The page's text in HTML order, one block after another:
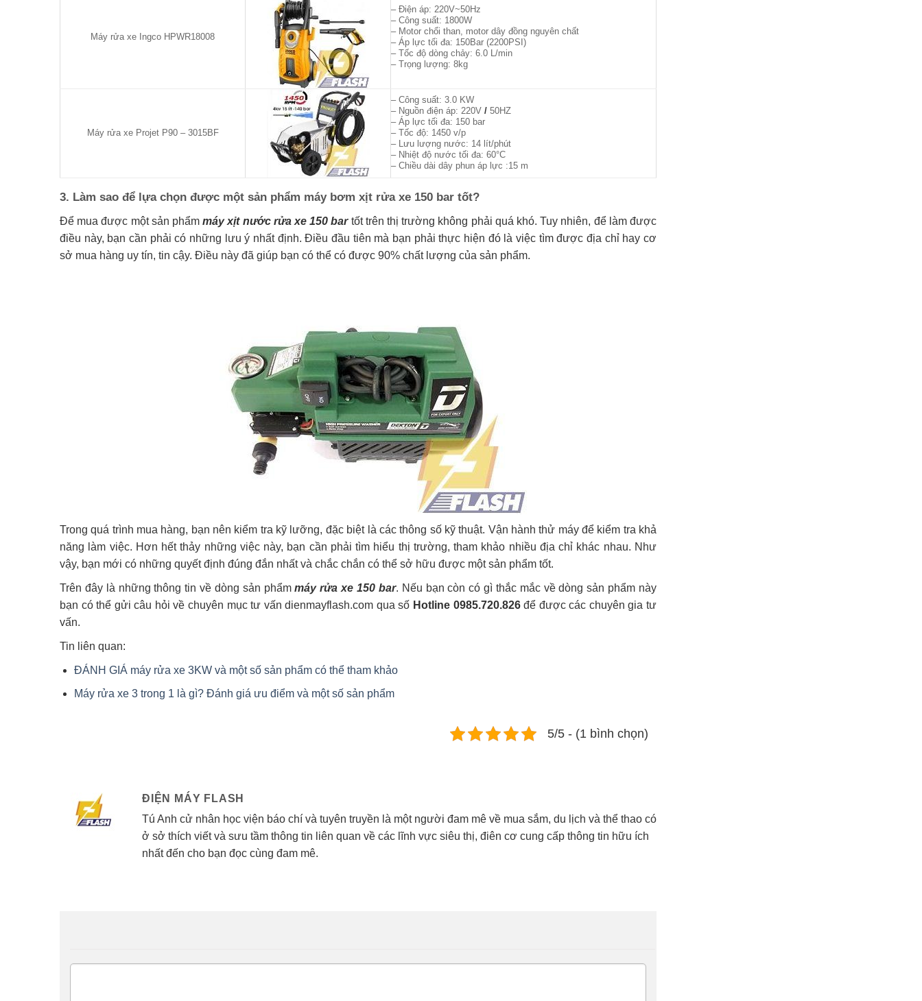
Máy rửa xe Ingco HPWR18008
– Điện áp: 220V~50Hz
– Công suất: 1800W
– Motor chổi than, motor dây đồng nguyên chất
– Áp lực tối đa: 150Bar (2200PSI)
– Tốc độ dòng chảy: 6.0 L/min
– Trọng lượng: 8kg
Máy rửa xe Projet P90 – 3015BF
– Công suất: 3.0 KW
– Nguồn điện áp: 220V / 50HZ
– Áp lực tối đa: 150 bar
– Tốc độ: 1450 v/p
– Lưu lượng nước: 14 lít/phút
– Nhiệt độ nước tối đa: 60°C
– Chiều dài dây phun áp lực :15 m
3. Làm sao để lựa chọn được một sản phẩm máy bơm xịt rửa xe 150 bar tốt?
Để mua được một sản phẩmmáy xịt nước rửa xe 150 bartốt trên thị trường không phải quá khó. Tuy nhiên, để làm được
điều này, bạn cần phải có những lưu ý nhất định. Điều đầu tiên mà bạn phải thực hiện đó là việc tìm được địa chỉ hay cơ
sở mua hàng uy tín, tin cậy. Điều này đã giúp bạn có thể có được 90% chất lượng của sản phẩm.
Trong quá trình mua hàng, bạn nên kiểm tra kỹ lưỡng, đặc biệt là các thông số kỹ thuật. Vận hành thử máy để kiểm tra khả
năng làm việc. Hơn hết thảy những việc này, bạn cần phải tìm hiểu thị trường, tham khảo nhiều địa chỉ khác nhau. Như
vậy, bạn mới có những quyết định đúng đắn nhất và chắc chắn có thể sở hữu được một sản phẩm tốt.
Trên đây là những thông tin về dòng sản phẩmmáy rửa xe 150 bar. Nếu bạn còn có gì thắc mắc về dòng sản phẩm này
bạn có thể gửi câu hỏi về chuyên mục tư vấn dienmayflash.com qua số Hotline 0985.720.826để được các chuyên gia tư
vấn.
Tin liên quan:
ĐÁNH GIÁ máy rửa xe 3KW và một số sản phẩm có thể tham khảo
Máy rửa xe 3 trong 1 là gì? Đánh giá ưu điểm và một số sản phẩm
5/5 - (1 bình chọn)
ĐIỆN MÁY FLASH
Tú Anh cử nhân học viện báo chí và tuyên truyền là một người đam mê về mua sắm, du lịch và thể thao có
ở sở thích viết và sưu tầm thông tin liên quan về các lĩnh vực siêu thị, điên cơ cung cấp thông tin hữu ích
nhất đến cho bạn đọc cùng đam mê.